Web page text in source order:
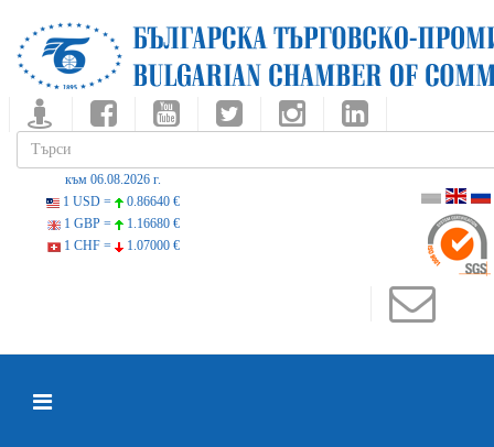
към 06.08.2026 г.
1 USD =
0.86640 €
1 GBP =
1.16680 €
1 CHF =
1.07000 €